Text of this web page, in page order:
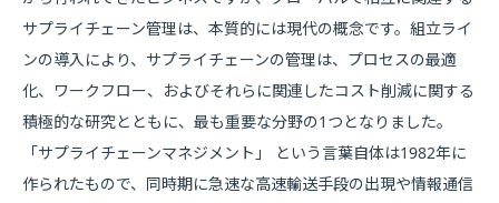
サプライチェーン管理は、本質的には現代の概念です。組立ライ
ンの導入により、サプライチェーンの管理は、プロセスの最適
化、ワークフロー、およびそれらに関連したコスト削減に関する
積極的な研究とともに、最も重要な分野の1つとなりました。
「サプライチェーンマネジメント」 という言葉自体は1982年に
作られたもので、同時期に急速な高速輸送手段の出現や情報通信